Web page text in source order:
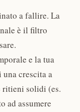
a fallire. La
è il filtro
e la tua
crescita a
ritieni solidi (es.
ad assumere